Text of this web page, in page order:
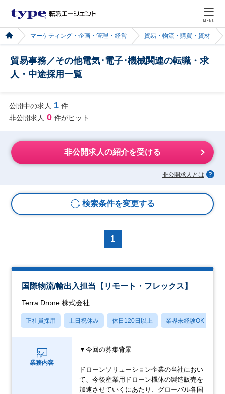
MENU
マーケティング・企画・管理・経営 貿易・物流・購買・資材
貿易事務／その他電気･電子･機械関連の転職・求
人・中途採用一覧
公開中の求人 1 件
非公開求人 0 件がヒット
非公開求人の紹介を受ける
非公開求人とは
検索条件を変更する
1
国際物流/輸出入担当【リモート・フレックス】
Terra Drone 株式会社
正社員採用 土日祝休み 休日120日以上 業界未経験OK
業務内容
▼今回の募集背景
ドローンソリューション企業の当社におい
て、今後産業用ドローン機体の製造販売を
加速させていくにあたり、グローバル各国